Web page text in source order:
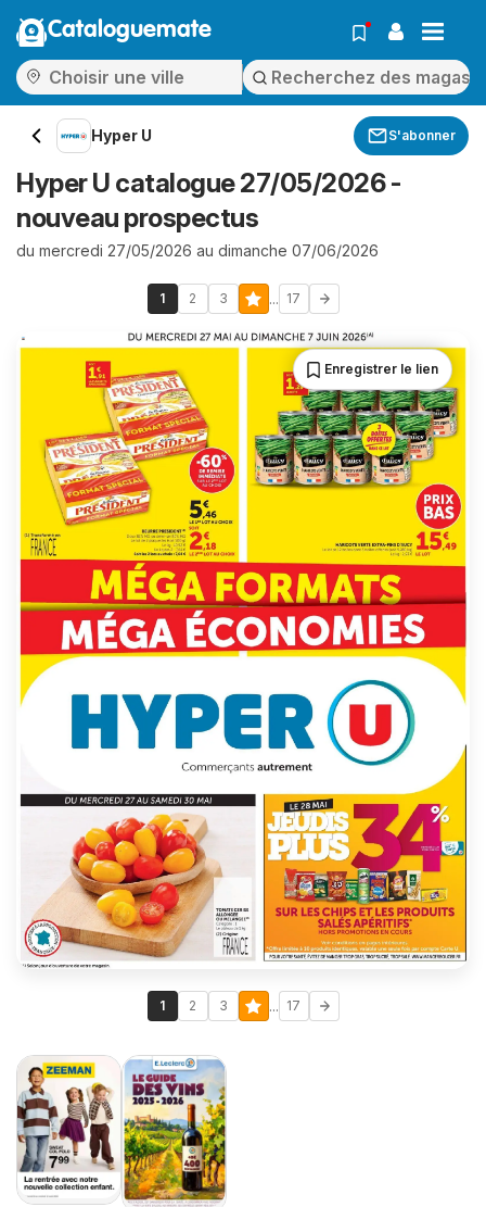
Cataloguemate
Hyper U S'abonner
Hyper U catalogue 27/05/2026 -
nouveau prospectus
du mercredi 27/05/2026 au dimanche 07/06/2026
1 2 3 ... 17
Enregistrer le lien
1 2 3 ... 17